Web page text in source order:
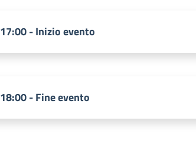
17:00 - Inizio evento
18:00 - Fine evento